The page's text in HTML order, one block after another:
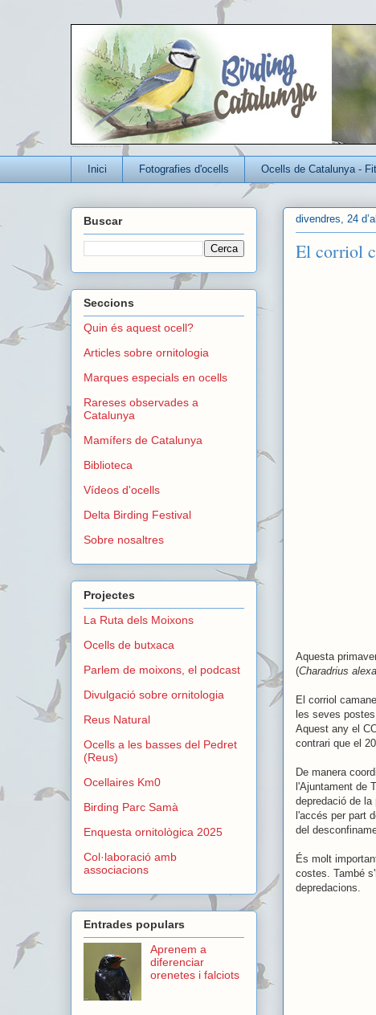
Un blog per conèixer millor els ocells que viuen a Catalunya
Inici Fotografies d'ocells Ocells de Catalunya -
divendres, 24
El corriol
Aquesta
(Charadrius
El corriol
les seves
Aquest any el
contrari que el
De manera
l'Ajuntament de
depredació de
l'accés per part
del
És molt
costes. També
depredacions.
Buscar
Seccions
Quin és aquest ocell?
Articles sobre ornitologia
Marques especials en ocells
Rareses observades a
Catalunya
Mamífers de Catalunya
Biblioteca
Vídeos d'ocells
Delta Birding Festival
Sobre nosaltres
Projectes
La Ruta dels Moixons
Ocells de butxaca
Parlem de moixons, el podcast
Divulgació sobre ornitologia
Reus Natural
Ocells a les basses del Pedret
(Reus)
Ocellaires Km0
Birding Parc Samà
Enquesta ornitològica 2025
Col·laboració amb
associacions
Entrades populars
Aprenem a
diferenciar
orenetes i falciots